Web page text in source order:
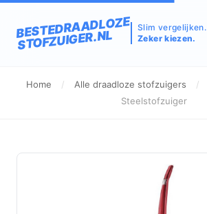
BESTEDRAADLOZE
STOFZUIGER.NL
Slim vergelijken.
Zeker kiezen.
Home / Alle draadloze stofzuigers /
Steelstofzuiger